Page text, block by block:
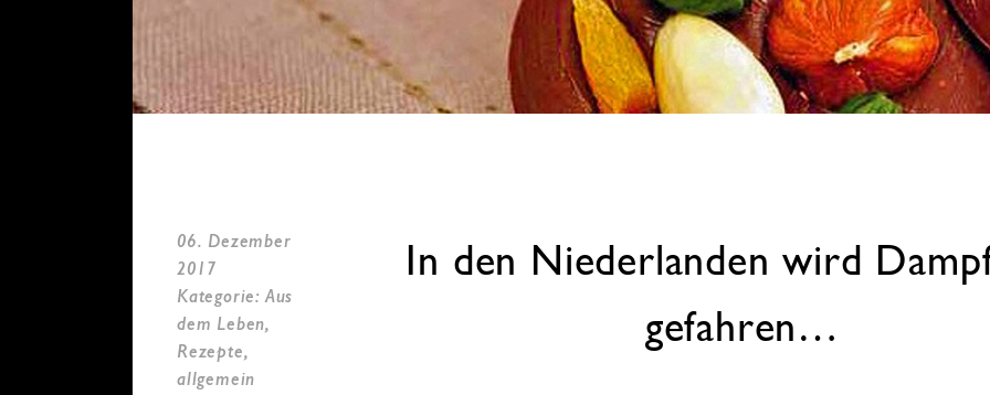
06. Dezember
2017
Kategorie: Aus
dem Leben,
Rezepte,
allgemein
In den Niederlanden wird
gefahren…